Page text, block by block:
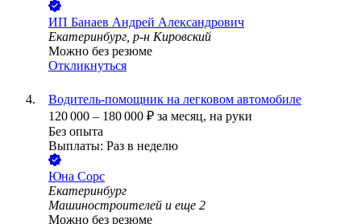
ИП Банаев Андрей Александрович
Екатеринбург, р-н Кировский
Можно без резюме
Откликнуться
Водитель-помощник на легковом автомобиле
120 000 – 180 000 ₽ за месяц, на руки
Без опыта
Выплаты: Раз в неделю
Юна Сорс
Екатеринбург
Машиностроителей и еще 2
Можно без резюме